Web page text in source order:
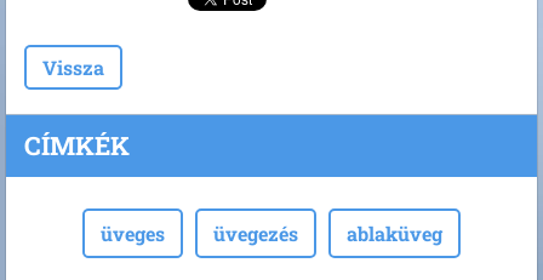
Vissza
CÍMKÉK
üveges üvegezés ablaküveg